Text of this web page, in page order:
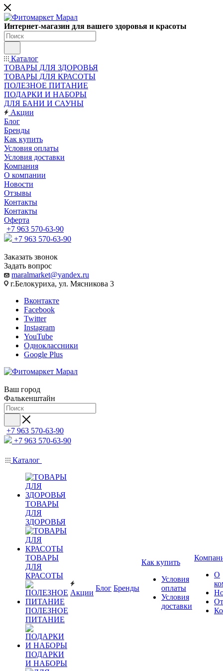
Интернет-магазин для вашего здоровья и красоты
Каталог
ТОВАРЫ ДЛЯ ЗДОРОВЬЯ
ТОВАРЫ ДЛЯ КРАСОТЫ
ПОЛЕЗНОЕ ПИТАНИЕ
ПОДАРКИ И НАБОРЫ
ДЛЯ БАНИ И САУНЫ
Акции
Блог
Бренды
Как купить
Условия оплаты
Условия доставки
Компания
О компании
Новости
Отзывы
Контакты
Контакты
Оферта
+7 963 570-63-90
+7 963 570-63-90
Заказать звонок
Задать вопрос
maralmarket@yandex.ru
г.Белокуриха, ул. Мясникова 3
Вконтакте
Facebook
Twitter
Instagram
YouTube
Одноклассники
Google Plus
Ваш город
Фалькенштайн
+7 963 570-63-90
+7 963 570-63-90
Каталог
ТОВАРЫ
ДЛЯ
ЗДОРОВЬЯ
ТОВАРЫ
ДЛЯ
КРАСОТЫ
ПОЛЕЗНОЕ
ПИТАНИЕ
ПОДАРКИ
И НАБОРЫ
Акции
Блог Бренды
Как купить
Условия
оплаты
Условия
доставки
О